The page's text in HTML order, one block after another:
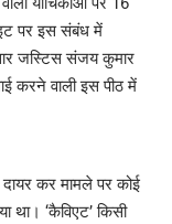
पर इस संबंध में
जस्टिस संजय कुमार
करने वाली इस पीठ में
कर मामले पर कोई
था। ‘कैविएट’ किसी